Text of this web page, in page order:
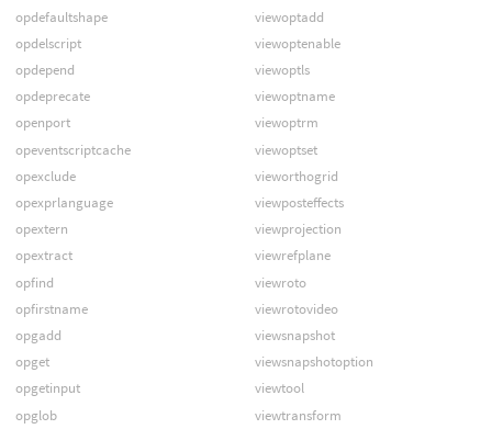
opdefaultshape
opdelscript
opdepend
opdeprecate
openport
opeventscriptcache
opexclude
opexprlanguage
opextern
opextract
opfind
opfirstname
opgadd
opget
opgetinput
opglob
viewoptadd
viewoptenable
viewoptls
viewoptname
viewoptrm
viewoptset
vieworthogrid
viewposteffects
viewprojection
viewrefplane
viewroto
viewrotovideo
viewsnapshot
viewsnapshotoption
viewtool
viewtransform